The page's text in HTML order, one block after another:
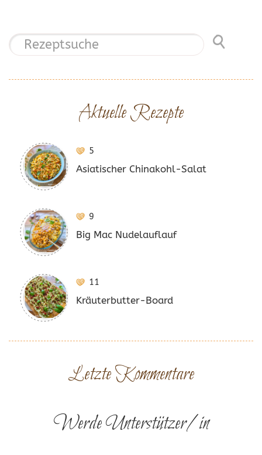
Aktuelle Rezepte
5
Asiatischer Chinakohl-Salat
9
Big Mac Nudelauflauf
11
Kräuterbutter-Board
Letzte Kommentare
Werde Unterstützer/in